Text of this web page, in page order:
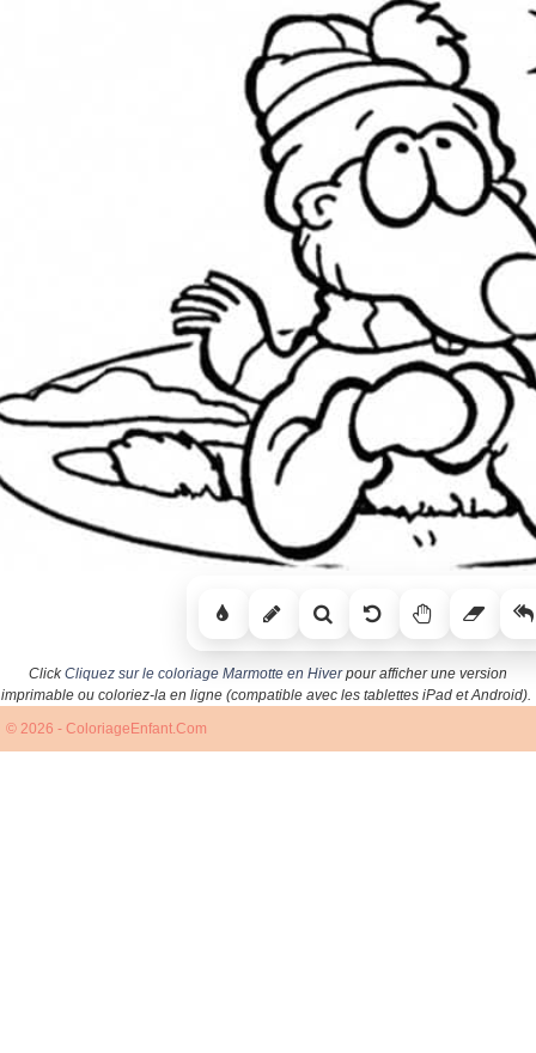
ClickCliquez sur le coloriage Marmotte en Hiverpour afficher une version
imprimable ou coloriez-la en ligne (compatible avec les tablettes iPad et Android).
© 2026 - ColoriageEnfant.Com